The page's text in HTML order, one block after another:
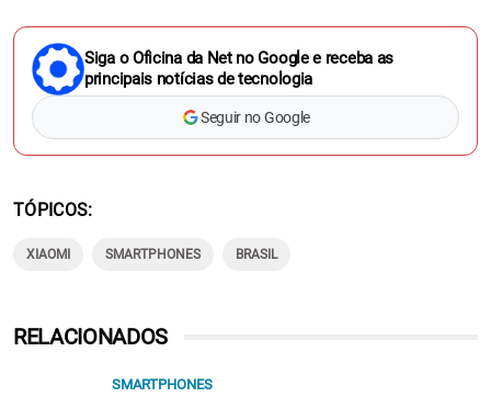
Siga o Oficina da Net no Google e receba as
principais notícias de tecnologia
Seguir no Google
TÓPICOS
XIAOMI SMARTPHONES BRASIL
RELACIONADOS
SMARTPHONES